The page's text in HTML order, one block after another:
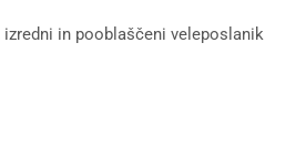
izredni in pooblaščeni veleposlanik